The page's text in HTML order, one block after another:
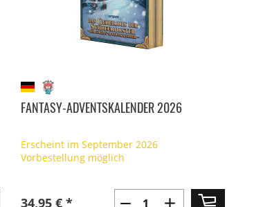
FANTASY-ADVENTSKALENDER 2026
Erscheint im September 2026
Vorbestellung möglich
34,95 € *